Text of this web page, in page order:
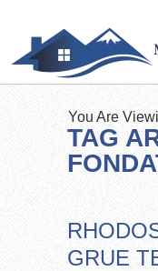
You Are
TAG
GRUE